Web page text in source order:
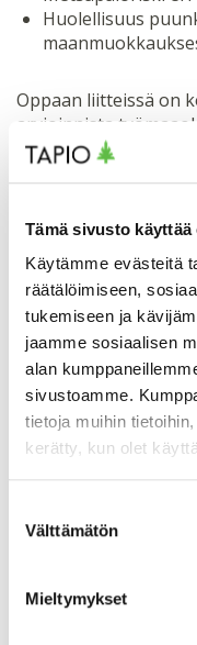
Tämä sivusto käyttää
Käytämme evästeitä
räätälöimiseen,
tukemiseen ja
jaamme sosiaalisen
alan
sivustoamme.
tietoja muihin
kerätty, kun olet
valinta
Välttämätön
Mieltymykset
Huolellisuus
Oppaan liitteissä on
arvioinnista
aputaulukko ja ohje
2). Liitteet voi ladata
Lataa opas ja